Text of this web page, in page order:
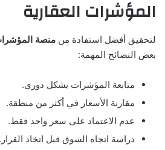
المؤشرات العقارية
لتحقيق أفضل استفادة من منصة
بعض النصائح المهمة:
متابعة المؤشرات بشكل دوري.
مقارنة الأسعار في أكثر من منطقة.
عدم الاعتماد على سعر واحد فقط.
دراسة اتجاه السوق قبل اتخاذ القرار.